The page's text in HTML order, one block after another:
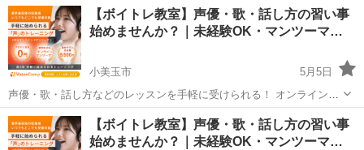
度受けてみたい」 「話し方に自信がなくて改善したい」 「歌が上手く
なって気...
茨城 東茨城郡 その他 声優
【ボイトレ教室】声優・歌・話し方の習い事
始めませんか？｜未経験OK・マンツーマ…
小美玉市
5月5日
声優・歌・話し方などのレッスンを手軽に受けられる！ オンラインボ
イトレ教室「Voice Camp（ボイスキャンプ）」 「声優のレッスンを一
度受けてみたい」 「話し方に自信がなくて改善したい」 「歌が上手く
なって気...
茨城 小美玉市 その他 声優
【ボイトレ教室】声優・歌・話し方の習い事
始めませんか？｜未経験OK・マンツーマ…